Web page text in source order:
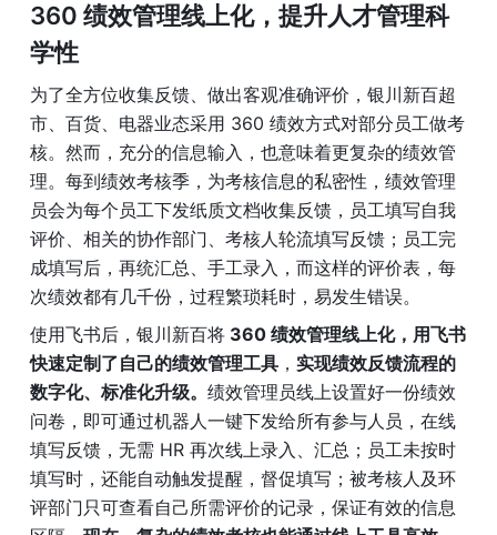
360 绩效管理线上化，提升人才管理科
学性
为了全方位收集反馈、做出客观准确评价，银川新百超
市、百货、电器业态采用 360 绩效方式对部分员工做考
核。然而，充分的信息输入，也意味着更复杂的绩效管
理。每到绩效考核季，为考核信息的私密性，绩效管理
员会为每个员工下发纸质文档收集反馈，员工填写自我
评价、相关的协作部门、考核人轮流填写反馈；员工完
成填写后，再统汇总、手工录入，而这样的评价表，每
次绩效都有几千份，过程繁琐耗时，易发生错误。
使用飞书后，银川新百将 360 绩效管理线上化，用飞书
快速定制了自己的绩效管理工具 ， 实现绩效反馈流程的
数字化、标准化升级。 绩效管理员线上设置好一份绩效
问卷，即可通过机器人一键下发给所有参与人员，在线
填写反馈，无需 HR 再次线上录入、汇总；员工未按时
填写时，还能自动触发提醒，督促填写；被考核人及环
评部门只可查看自己所需评价的记录，保证有效的信息